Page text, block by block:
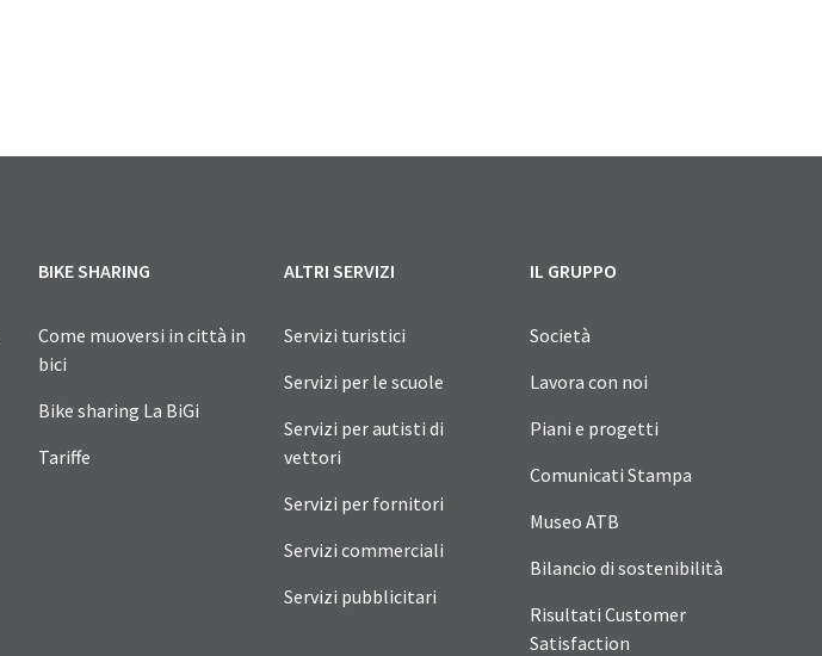
BIKE SHARING
Come muoversi in città in
bici
Bike sharing La BiGi
Tariffe
ALTRI SERVIZI
Servizi turistici
Servizi per le scuole
Servizi per autisti di
vettori
Servizi per fornitori
Servizi commerciali
Servizi pubblicitari
IL GRUPPO
Società
Lavora con noi
Piani e progetti
Comunicati Stampa
Museo ATB
Bilancio di sostenibilità
Risultati Customer
Satisfaction